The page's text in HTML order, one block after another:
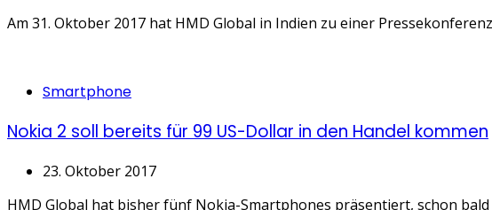
Am 31. Oktober 2017 hat HMD Global in Indien zu einer
Categories
Smartphone
Nokia 2 soll bereits für 99 US-Dollar in den Handel kommen
23. Oktober 2017
HMD Global hat bisher fünf Nokia-Smartphones präsentiert, schon